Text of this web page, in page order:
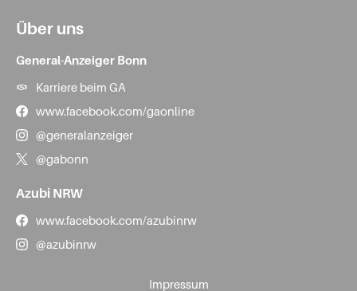
Über uns
General-Anzeiger Bonn
Karriere beim GA
www.facebook.com/gaonline
@generalanzeiger
@gabonn
Azubi NRW
www.facebook.com/azubinrw
@azubinrw
Impressum